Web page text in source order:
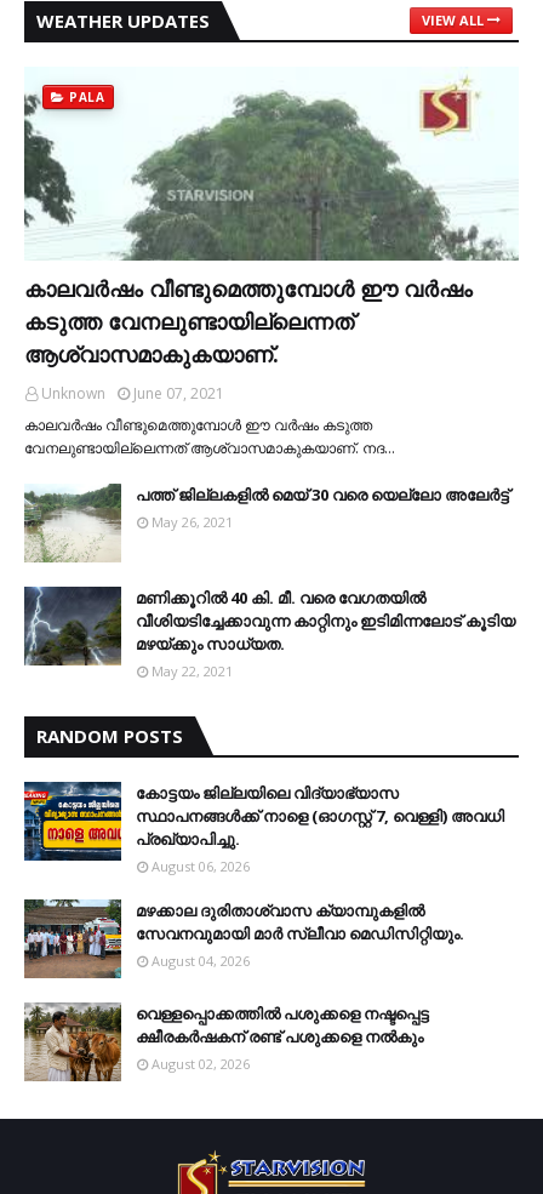
WEATHER UPDATES VIEW ALL
PALA
കാലവര്‍ഷം വീണ്ടുമെത്തുമ്പോള്‍ ഈ വര്‍ഷം
കടുത്ത വേനലുണ്ടായില്ലെന്നത്
ആശ്വാസമാകുകയാണ്.
Unknown
June 07, 2021
കാലവര്‍ഷം വീണ്ടുമെത്തുമ്പോള്‍ ഈ വര്‍ഷം കടുത്ത
വേനലുണ്ടായില്ലെന്നത് ആശ്വാസമാകുകയാണ്. നദ…
പത്ത് ജില്ലകളില്‍ മെയ് 30 വരെ യെല്ലോ അലേര്‍ട്ട്
May 26, 2021
മണിക്കൂറിൽ 40 കി. മീ. വരെ വേഗതയിൽ
വീശിയടിച്ചേക്കാവുന്ന കാറ്റിനും ഇടിമിന്നലോട് കൂടിയ
മഴയ്ക്കും സാധ്യത.
May 22, 2021
RANDOM POSTS
കോട്ടയം ജില്ലയിലെ വിദ്യാഭ്യാസ
സ്ഥാപനങ്ങള്‍ക്ക് നാളെ (ഓഗസ്റ്റ് 7, വെള്ളി) അവധി
പ്രഖ്യാപിച്ചു.
August 06, 2026
മഴക്കാല ദുരിതാശ്വാസ ക്യാമ്പുകളിൽ
സേവനവുമായി മാർ സ്ലീവാ മെഡിസിറ്റിയും.
August 04, 2026
വെള്ളപ്പൊക്കത്തില്‍ പശുക്കളെ നഷ്ടപ്പെട്ട
ക്ഷീരകര്‍ഷകന് രണ്ട് പശുക്കളെ നല്‍കും
August 02, 2026